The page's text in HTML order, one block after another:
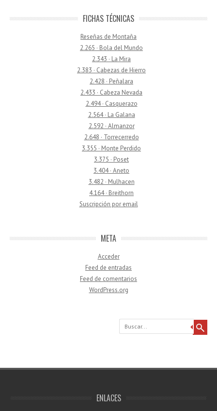
FICHAS TÉCNICAS
Reseñas de Montaña
2.265 · Bola del Mundo
2.343 · La Mira
2.383 · Cabezas de Hierro
2.428 · Peñalara
2.433 · Cabeza Nevada
2.494 · Casquerazo
2.564 · La Galana
2.592 · Almanzor
2.648 · Torrecerredo
3.355 · Monte Perdido
3.375 · Poset
3.404 · Aneto
3.482 · Mulhacen
4.164 · Breithorn
Suscripción por email
META
Acceder
Feed de entradas
Feed de comentarios
WordPress.org
Buscar
ENLACES